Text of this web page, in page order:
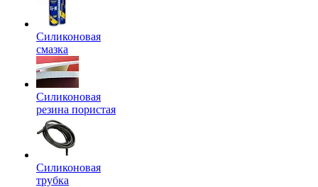
Силиконовая
смазка
Силиконовая
резина пористая
Силиконовая
трубка